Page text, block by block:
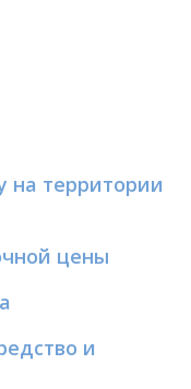
на территории
цены
и